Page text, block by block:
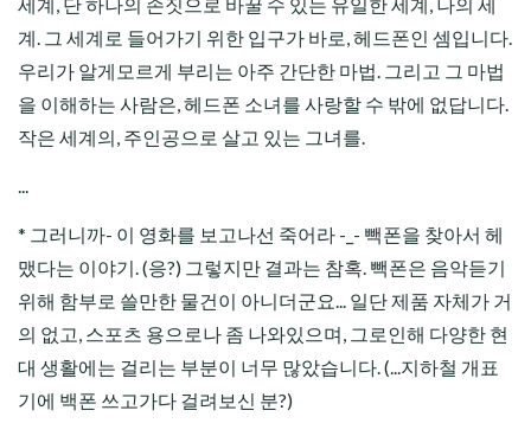
계. 그 세계로 들어가기 위한 입구가 바로, 헤드폰인 셈입니다.
우리가 알게모르게 부리는 아주 간단한 마법. 그리고 그 마법
을 이해하는 사람은, 헤드폰 소녀를 사랑할 수 밖에 없답니다.
작은 세계의, 주인공으로 살고 있는 그녀를.
...
* 그러니까- 이 영화를 보고나선 죽어라 -_- 빽폰을 찾아서 헤
맸다는 이야기. (응?) 그렇지만 결과는 참혹. 빽폰은 음악듣기
위해 함부로 쓸만한 물건이 아니더군요... 일단 제품 자체가 거
의 없고, 스포츠 용으로나 좀 나와있으며, 그로인해 다양한 현
대 생활에는 걸리는 부분이 너무 많았습니다. (...지하철 개표
기에 백폰 쓰고가다 걸려보신 분?)